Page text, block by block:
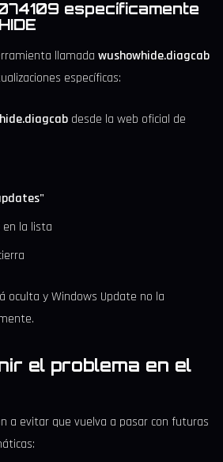
específicamente
llamada wushowhide.diagcab
específicas:
desde la web oficial de
en la lista
oculta y Windows Update no la
el problema en el
a evitar que vuelva a pasar con futuras